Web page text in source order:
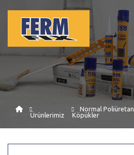
Ürünlerimiz
Normal Poliüretan
Köpükler